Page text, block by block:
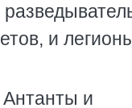
и
Антанты и